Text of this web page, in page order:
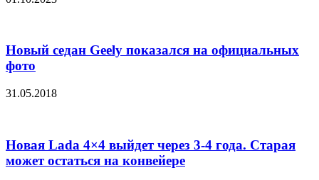
Новый седан Geely показался на официальных
фото
31.05.2018
Новая Lada 4×4 выйдет через 3-4 года. Старая
может остаться на конвейере